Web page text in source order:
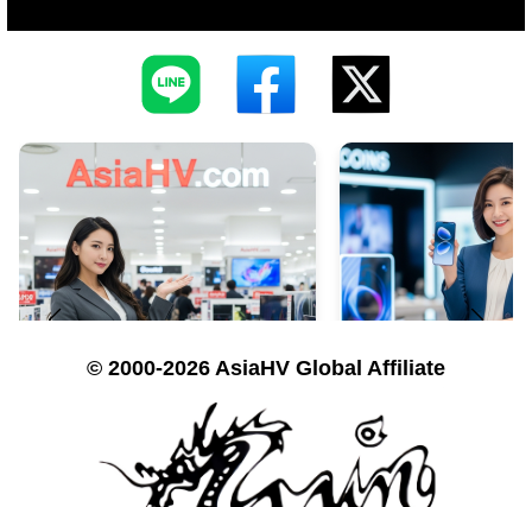
© 2000-2026 AsiaHV Global Affiliate